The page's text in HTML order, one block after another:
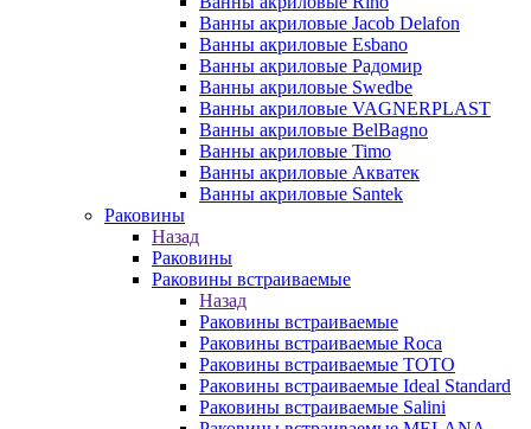
Ванны акриловые Jacob Delafon
Ванны акриловые Esbano
Ванны акриловые Радомир
Ванны акриловые Swedbe
Ванны акриловые VAGNERPLAST
Ванны акриловые BelBagno
Ванны акриловые Timo
Ванны акриловые Акватек
Ванны акриловые Santek
Раковины
Назад
Раковины
Раковины встраиваемые
Назад
Раковины встраиваемые
Раковины встраиваемые Roca
Раковины встраиваемые TOTO
Раковины встраиваемые Ideal Standard
Раковины встраиваемые Salini